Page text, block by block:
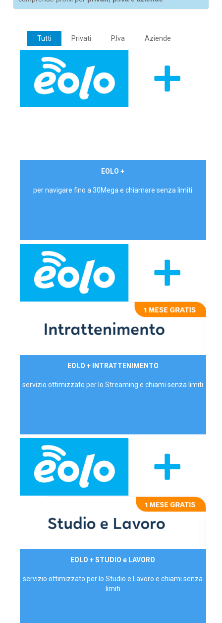
Tutti Privati P.Iva Aziende
EOLO +
per navigare fino a 30Mega e chiamare senza limiti
EOLO + INTRATTENIMENTO
servizio ottimizzato per lo Streaming e chiami senza limiti
EOLO + STUDIO e LAVORO
servizio ottimizzato per lo Studio e Lavoro e chiami senza
limiti